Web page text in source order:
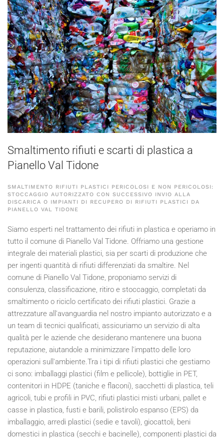
Smaltimento rifiuti e scarti di plastica a
Pianello Val Tidone
SMALTIMENTO RIFIUTI PLASTICI PERICOLOSI E NON PERICOLOSI:
STOCCAGGIO AUTORIZZATO CON SUCCESSIVO INVIO ALLA
DISCARICA O IMPIANTI DI RECUPERO DI RIFIUTI PLASTICI DA
PIANELLO VAL TIDONE
Siamo esperti nel trattamento dei rifiuti in plastica e operiamo in
tutto il comune di Pianello Val Tidone. Offriamo una gestione
integrale dei materiali plastici, sia per scarti di produzione che
per ingenti quantità di rifiuti differenziati da smaltire. Nel
comune di Pianello Val Tidone, proponiamo servizi di
consulenza, classificazione, ritiro e stoccaggio, completati da
smaltimento o riciclo certificato dei rifiuti plastici. Grazie a
attrezzature all'avanguardia nel nostro impianto autorizzato e a
un team di tecnici qualificati, assicuriamo un servizio di alta
qualità per le aziende che desiderano mantenere una buona
reputazione, aiutandole a minimizzare l'impatto delle loro
operazioni sull'ambiente.Tra i tipi di rifiuti plastici che gestiamo
ci sono: imballaggi plastici (film e pellicole), bottiglie in PET,
contenitori in HDPE (taniche e flaconi), sacchetti di plastica, teli
agricoli, tubi e profili in PVC, rifiuti plastici misti urbani, pallet e
casse in plastica, fusti e barili, polistirolo espanso (EPS) da
imballaggio, arredi plastici (sedie e tavoli), giocattoli, beni
domestici in plastica (secchi e bacinelle), componenti plastici da